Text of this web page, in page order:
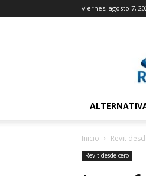
viernes, agosto 7,
Inicio Revit
Revit desde cero